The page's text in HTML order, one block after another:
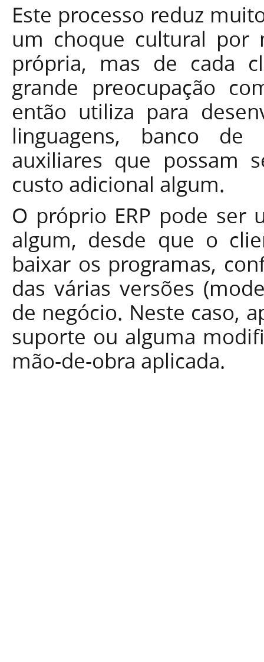
Este processo reduz
um choque cultural por
própria, mas de cada
grande preocupação
então utiliza para
linguagens, banco
auxiliares que possam
custo adicional algum.
O próprio ERP pode ser
algum, desde que o
baixar os programas,
das várias versões
de negócio. Neste caso,
suporte ou alguma
mão-de-obra aplicada.